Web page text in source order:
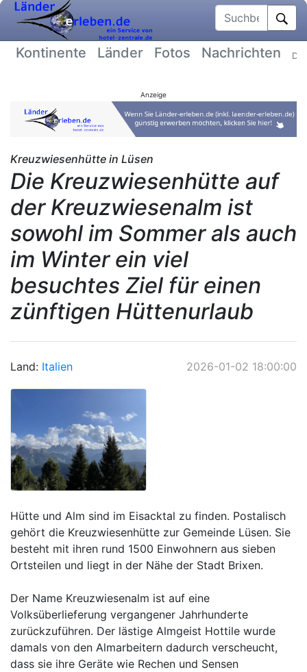
Suchbegriff
Kontinente Länder Fotos Nachrichten
Anzeige
Kreuzwiesenhütte in Lüsen
Die Kreuzwiesenhütte auf
der Kreuzwiesenalm ist
sowohl im Sommer als auch
im Winter ein viel
besuchtes Ziel für einen
zünftigen Hüttenurlaub
Land: Italien 2026-01-02 18:00:00
Hütte und Alm sind im Eisacktal zu finden. Postalisch
gehört die Kreuzwiesenhütte zur Gemeinde Lüsen. Sie
besteht mit ihren rund 1500 Einwohnern aus sieben
Ortsteilen und liegt in der Nähe der Stadt Brixen.
Der Name Kreuzwiesenalm ist auf eine
Volksüberlieferung vergangener Jahrhunderte
zurückzuführen. Der lästige Almgeist Hottile wurde
damals von den Almarbeitern dadurch verscheucht,
dass sie ihre Geräte wie Rechen und Sensen